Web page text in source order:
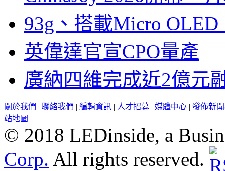
93g、搭載Micro
英偉達官宣CPO量產
廣納四維完成近2億元
關於我們 | 聯絡我們 | 編輯資訊 | 人才招募 | 媒體中心 | 發佈新
站地圖
© 2018 LEDinside, a
Corp. All rights reserved.